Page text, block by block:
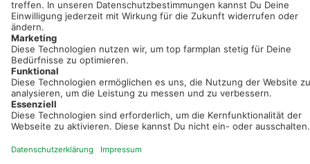
einfach und bequem!
Kostenlos registrieren & sofort starten